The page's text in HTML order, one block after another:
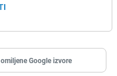
Google izvore